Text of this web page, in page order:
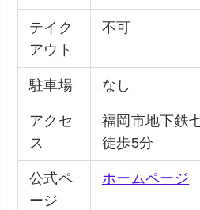
テイク
アウト
不可
駐車場 なし
アクセ
ス
福岡市地下鉄
徒歩5分
公式ペ
ージ
ホームページ